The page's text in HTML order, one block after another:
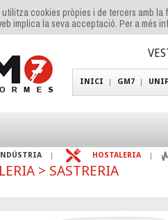
utilitza cookies pròpies i de tercers amb
implica la seva acceptació. Per a més
INICI GM7
HOSTALERIA
> SASTRERIA